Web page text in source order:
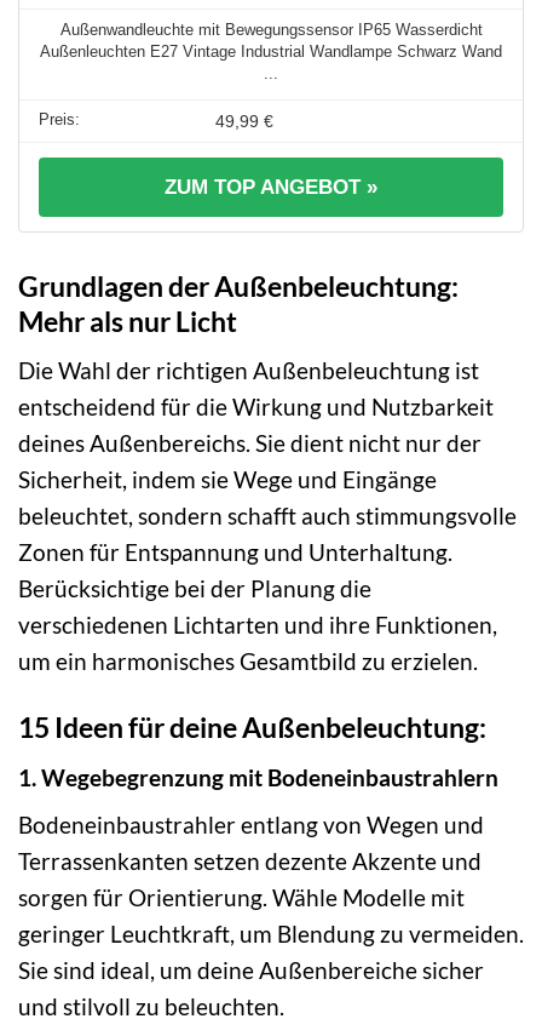
Außenwandleuchte mit Bewegungssensor IP65 Wasserdicht
Außenleuchten E27 Vintage Industrial Wandlampe Schwarz Wand
49,99 €
ZUM TOP ANGEBOT »
Grundlagen der Außenbeleuchtung:
Mehr als nur Licht
Die Wahl der richtigen Außenbeleuchtung ist
entscheidend für die Wirkung und Nutzbarkeit
deines Außenbereichs. Sie dient nicht nur der
Sicherheit, indem sie Wege und Eingänge
beleuchtet, sondern schafft auch stimmungsvolle
Zonen für Entspannung und Unterhaltung.
Berücksichtige bei der Planung die
verschiedenen Lichtarten und ihre Funktionen,
um ein harmonisches Gesamtbild zu erzielen.
15 Ideen für deine Außenbeleuchtung:
1. Wegebegrenzung mit Bodeneinbaustrahlern
Bodeneinbaustrahler entlang von Wegen und
Terrassenkanten setzen dezente Akzente und
sorgen für Orientierung. Wähle Modelle mit
geringer Leuchtkraft, um Blendung zu vermeiden.
Sie sind ideal, um deine Außenbereiche sicher
und stilvoll zu beleuchten.